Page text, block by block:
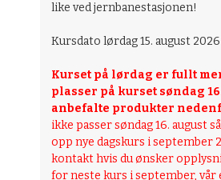
like ved jernbanestasjonen!
Kursdato lørdag 15. august
Kurset på lørdag er fullt
plasser på kurset søndag
anbefalte produkter
ikke passer søndag 16. august
opp nye dagskurs i september
kontakt hvis du ønsker
for neste kurs i september, vår